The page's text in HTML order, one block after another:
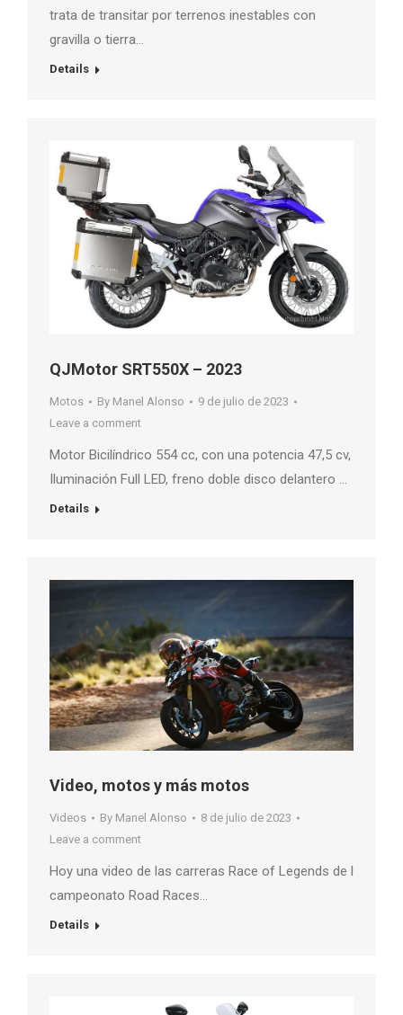
trata de transitar por terrenos inestables con
gravilla o tierra…
Details
QJMotor SRT550X – 2023
Motos By Manel Alonso
9 de julio de 2023
Leave a comment
Motor Bicilíndrico 554 cc, con una potencia 47,5 cv,
Iluminación Full LED, freno doble disco delantero …
Details
Video, motos y más motos
Videos By Manel Alonso
8 de julio de 2023
Leave a comment
Hoy una video de las carreras Race of Legends de l
campeonato Road Races…
Details